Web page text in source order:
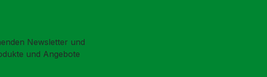
Newsletter und
und Angebote